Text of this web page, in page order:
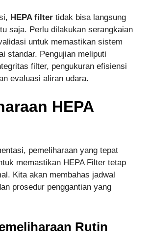
HEPA filter tidak bisa langsung
saja. Perlu dilakukan serangkaian
untuk memastikan sistem
standar. Pengujian meliputi
filter, pengukuran efisiensi
evaluasi aliran udara.
HEPA
pemeliharaan yang tepat
memastikan HEPA Filter tetap
Kita akan membahas jadwal
prosedur penggantian yang
Rutin